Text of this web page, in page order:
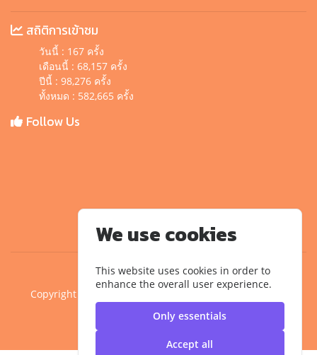
We use cookies
This website uses cookies in order to
enhance the overall user experience.
Only essentials
Accept all
สถิติการเข้าชม
วันนี้ : 167 ครั้ง
เดือนนี้ : 68,157 ครั้ง
ปีนี้ : 98,276 ครั้ง
ทั้งหมด : 582,665 ครั้ง
Follow Us
Copyright ©2020 คณะครุศาสตร์อุตสาหกรรม มหาวิทยาลัย
เทคโนโลยีราชมงคลสุวรรณภูมิ